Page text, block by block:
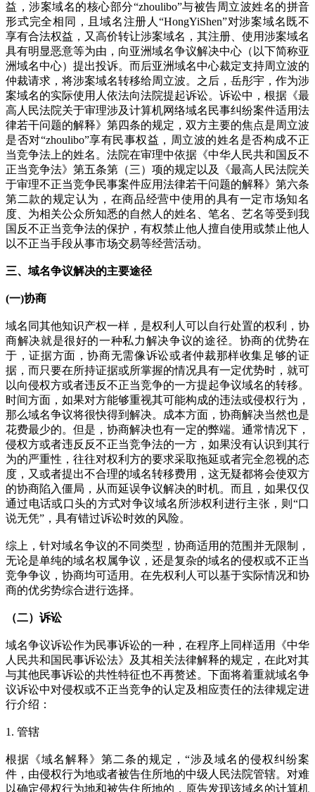
益，涉案域名的核心部分“zhoulibo”与被告周立波姓名的拼音
形式完全相同，且域名注册人“HongYiShen”对涉案域名既不
享有合法权益，又高价转让涉案域名，其注册、使用涉案域名
具有明显恶意等为由，向亚洲域名争议解决中心（以下简称亚
洲域名中心）提出投诉。而后亚洲域名中心裁定支持周立波的
仲裁请求，将涉案域名转移给周立波。之后，岳彤宇，作为涉
案域名的实际使用人依法向法院提起诉讼。诉讼中，根据《最
高人民法院关于审理涉及计算机网络域名民事纠纷案件适用法
律若干问题的解释》第四条的规定，双方主要的焦点是周立波
是否对“zhoulibo”享有民事权益，周立波的姓名是否构成不正
当竞争法上的姓名。法院在审理中依据《中华人民共和国反不
正当竞争法》第五条第（三）项的规定以及《最高人民法院关
于审理不正当竞争民事案件应用法律若干问题的解释》第六条
第二款的规定认为，在商品经营中使用的具有一定市场知名
度、为相关公众所知悉的自然人的姓名、笔名、艺名等受到我
国反不正当竞争法的保护，有权禁止他人擅自使用或禁止他人
以不正当手段从事市场交易等经营活动。
三、域名争议解决的主要途径
(一)协商
域名同其他知识产权一样，是权利人可以自行处置的权利，协
商解决就是很好的一种私力解决争议的途径。协商的优势在
于，证据方面，协商无需像诉讼或者仲裁那样收集足够的证
据，而只要在所持证据或所掌握的情况具有一定优势时，就可
以向侵权方或者违反不正当竞争的一方提起争议域名的转移。
时间方面，如果对方能够重视其可能构成的违法或侵权行为，
那么域名争议将很快得到解决。成本方面，协商解决当然也是
花费最少的。但是，协商解决也有一定的弊端。通常情况下，
侵权方或者违反反不正当竞争法的一方，如果没有认识到其行
为的严重性，往往对权利方的要求采取拖延或者完全忽视的态
度，又或者提出不合理的域名转移费用，这无疑都将会使双方
的协商陷入僵局，从而延误争议解决的时机。而且，如果仅仅
通过电话或口头的方式对争议域名所涉权利进行主张，则“口
说无凭”，具有错过诉讼时效的风险。
综上，针对域名争议的不同类型，协商适用的范围并无限制，
无论是单纯的域名权属争议，还是复杂的域名的侵权或不正当
竞争争议，协商均可适用。在先权利人可以基于实际情况和协
商的优劣势综合进行选择。
（二）诉讼
域名争议诉讼作为民事诉讼的一种，在程序上同样适用《中华
人民共和国民事诉讼法》及其相关法律解释的规定，在此对其
与其他民事诉讼的共性特征也不再赘述。下面将着重就域名争
议诉讼中对侵权或不正当竞争的认定及相应责任的法律规定进
行介绍：
1. 管辖
根据《域名解释》第二条的规定，“涉及域名的侵权纠纷案
件，由侵权行为地或者被告住所地的中级人民法院管辖。对难
以确定侵权行为地和被告住所地的，原告发现该域名的计算机